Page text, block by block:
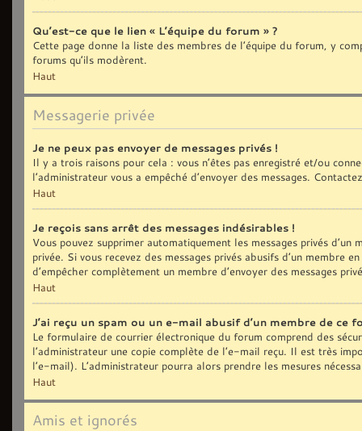
Qu’est-ce que le lien « L’équipe du forum » ?
Cette page donne la liste des membres de l’équipe du forum, y
forums qu’ils modèrent.
Haut
Messagerie privée
Je ne peux pas envoyer de messages privés !
Il y a trois raisons pour cela : vous n’êtes pas enregistré et/ou
l’administrateur vous a empêché d’envoyer des messages.
Haut
Je reçois sans arrêt des messages indésirables !
Vous pouvez supprimer automatiquement les messages privés
privée. Si vous recevez des messages privés abusifs d’un
d’empêcher complètement un membre d’envoyer des messages
Haut
J’ai reçu un spam ou un e-mail abusif d’un membre de ce
Le formulaire de courrier électronique du forum comprend des
l’administrateur une copie complète de l’e-mail reçu. Il est très
l’e-mail). L’administrateur pourra alors prendre les mesures
Haut
Amis et ignorés